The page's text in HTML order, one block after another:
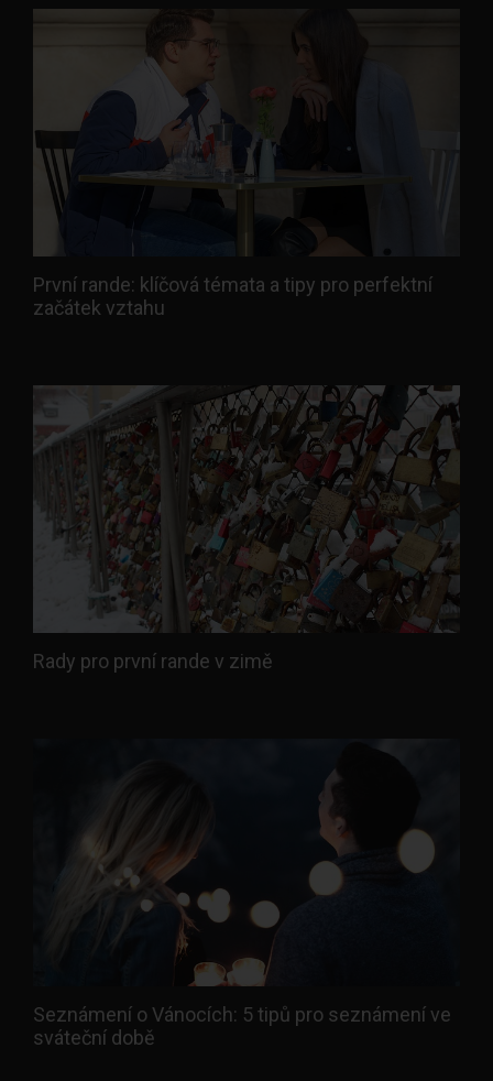
První rande: klíčová témata a tipy pro perfektní
začátek vztahu
Rady pro první rande v zimě
Seznámení o Vánocích: 5 tipů pro seznámení ve
sváteční době